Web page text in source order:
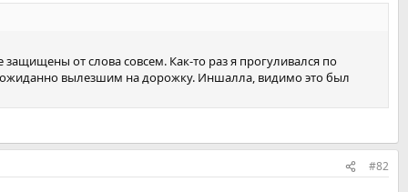
от слова совсем. Как-то раз я прогуливался по
вылезшим на дорожку. Иншалла, видимо это был
#82